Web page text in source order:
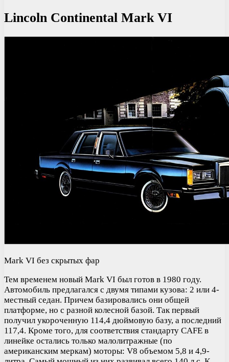
Lincoln Continental Mark VI
Mark VI без скрытых фар
Тем временем новый Mark VI был готов в 1980 году.
Автомобиль предлагался с двумя типами кузова: 2 или 4-
местный седан. Причем базировались они общей
платформе, но с разной колесной базой. Так первый
получил укороченную 114,4 дюймовую базу, а последний
117,4. Кроме того, для соответствия стандарту CAFE в
линейке остались только малолитражные (по
американским меркам) моторы: V8 объемом 5,8 и 4,9-